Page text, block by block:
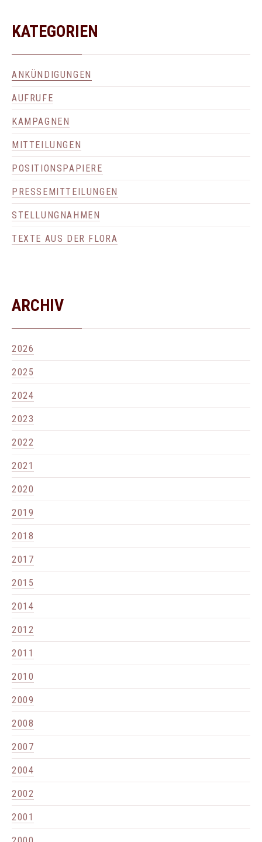
KATEGORIEN
ANKÜNDIGUNGEN
AUFRUFE
KAMPAGNEN
MITTEILUNGEN
POSITIONSPAPIERE
PRESSEMITTEILUNGEN
STELLUNGNAHMEN
TEXTE AUS DER FLORA
ARCHIV
2026
2025
2024
2023
2022
2021
2020
2019
2018
2017
2015
2014
2012
2011
2010
2009
2008
2007
2004
2002
2001